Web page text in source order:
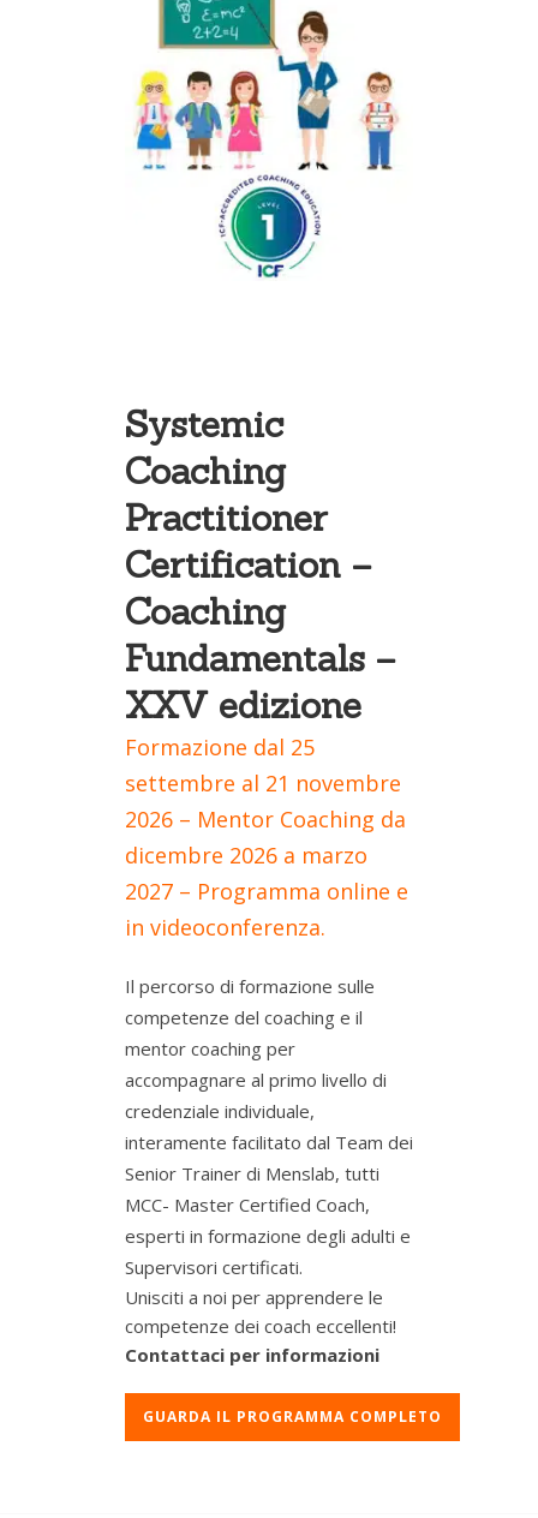
Systemic
Coaching
Practitioner
Certification –
Coaching
Fundamentals –
XXV edizione
Formazione dal 25
settembre al 21 novembre
2026 – Mentor Coaching da
dicembre 2026 a marzo
2027 – Programma online e
in videoconferenza.
Il percorso di formazione sulle
competenze del coaching e il
mentor coaching per
accompagnare al primo livello di
credenziale individuale,
interamente facilitato dal Team dei
Senior Trainer di Menslab, tutti
MCC- Master Certified Coach,
esperti in formazione degli adulti e
Supervisori certificati.
Unisciti a noi per apprendere le
competenze dei coach eccellenti!
Contattaci per informazioni
GUARDA IL PROGRAMMA COMPLETO